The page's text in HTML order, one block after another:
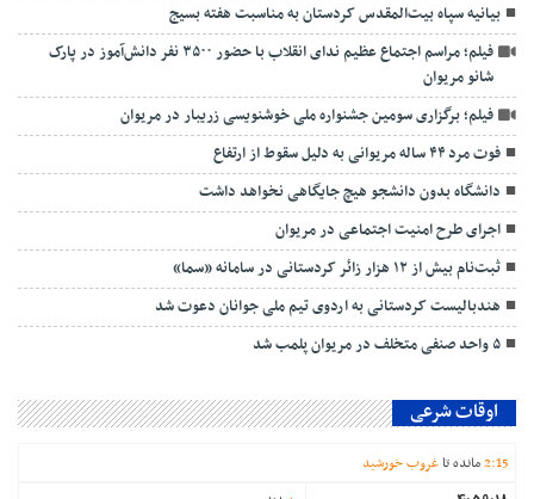
بیانیه سپاه بیت‌المقدس کردستان به مناسبت هفته بسیج
فیلم؛ مراسم اجتماع عظیم ندای انقلاب با حضور ۳۵۰۰ نفر دانش‌آموز در پارک
شانو مریوان
فیلم؛ برگزاری سومین جشنواره ملی خوشنویسی زریبار در مریوان
فوت مرد ۴۴ ساله مریوانی به دلیل سقوط از ارتفاع
دانشگاه بدون دانشجو هیچ جایگاهی نخواهد داشت
اجرای طرح امنیت اجتماعی در مریوان
ثبت‌نام بیش از ۱۲ هزار زائر کردستانی در سامانه «سما»
هندبالیست کردستانی به اردوی تیم ملی جوانان دعوت شد
۵ واحد صنفی متخلف در مریوان پلمب شد
اوقات شرعی
2:15 مانده تا غروب خورشید